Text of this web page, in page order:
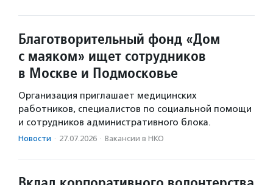
Благотворительный фонд «Дом
с маяком» ищет сотрудников
в Москве и Подмосковье
Организация приглашает медицинских
работников, специалистов по социальной помощи
и сотрудников административного блока.
Новости · 27.07.2026 · Вакансии в НКО